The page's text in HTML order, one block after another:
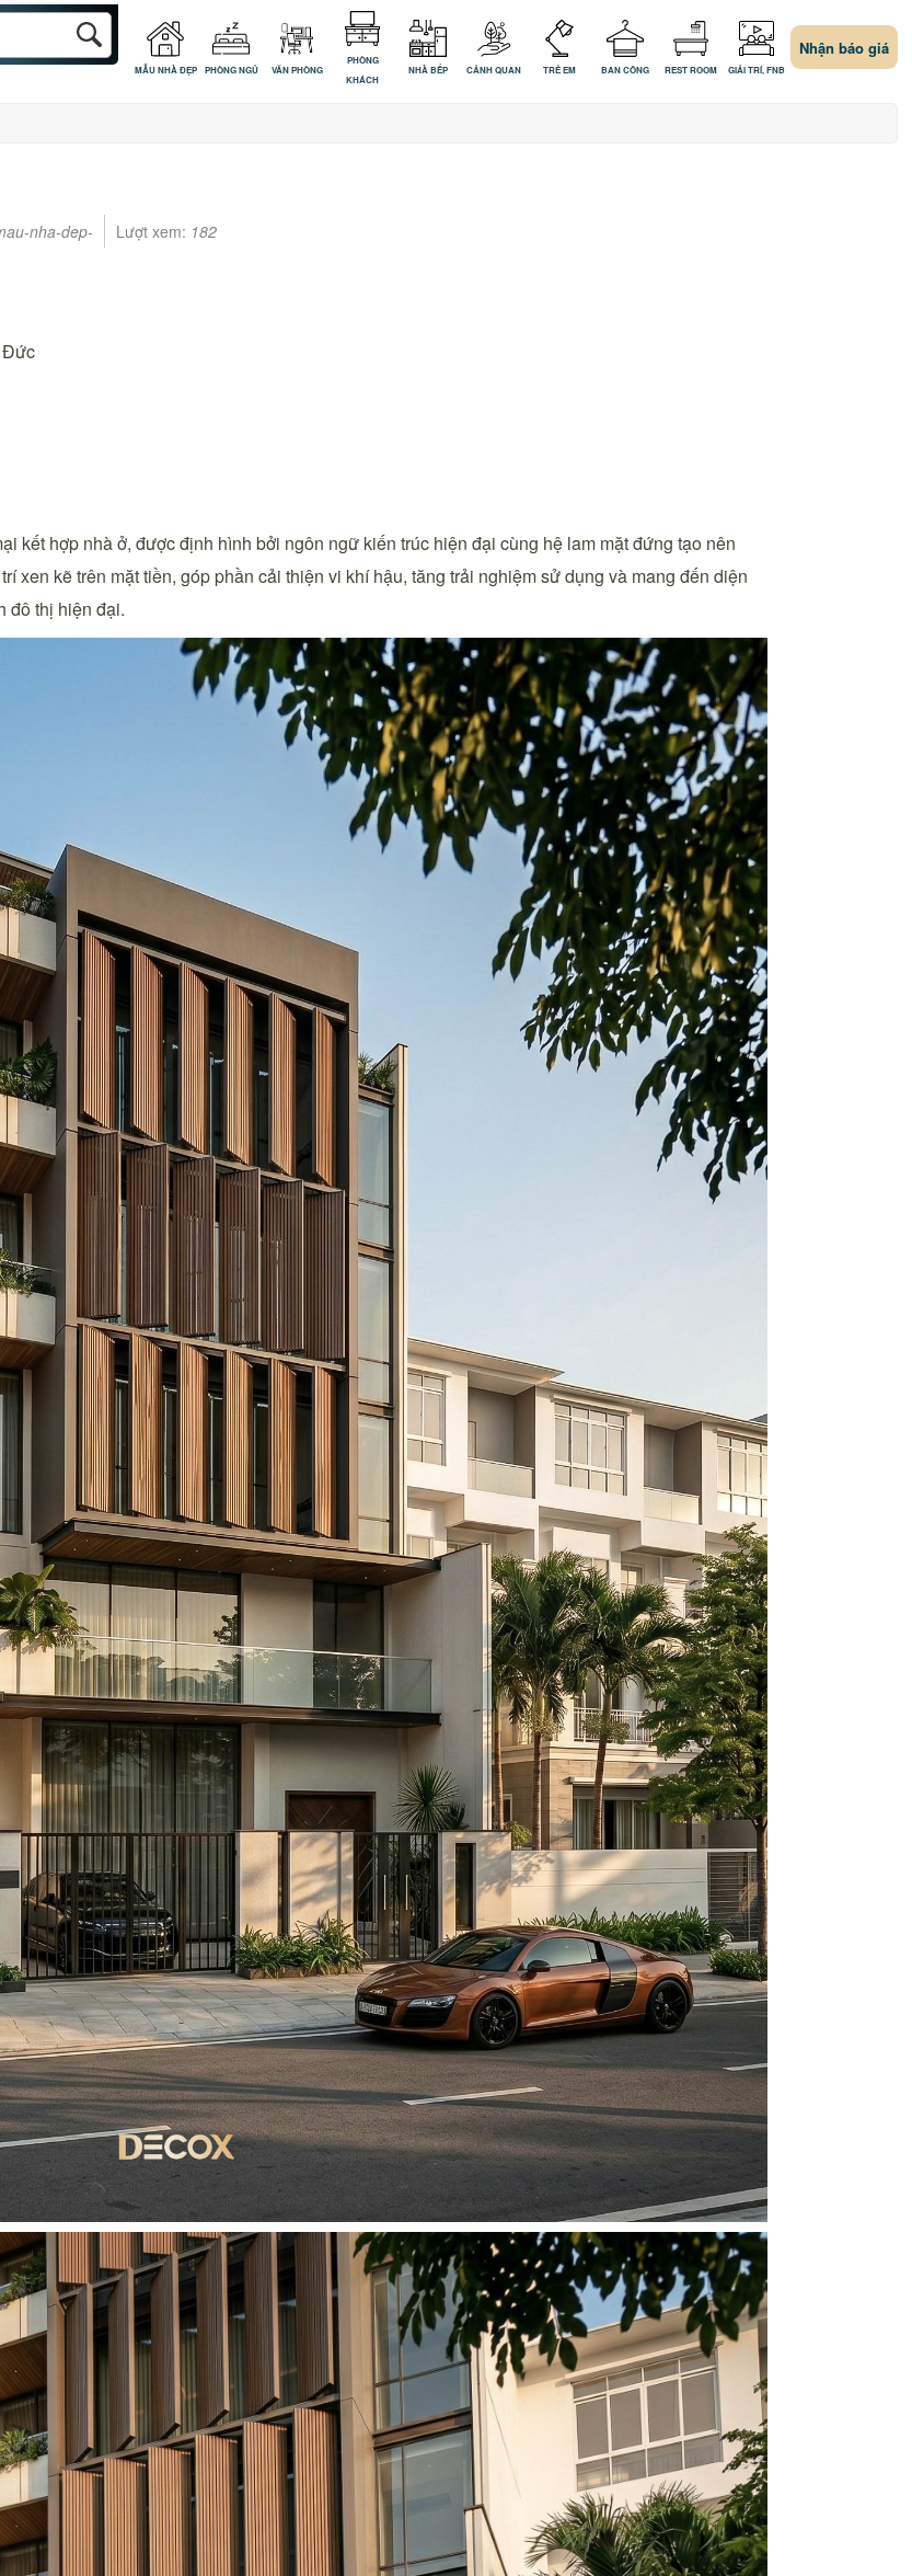
MẪU NHÀ ĐẸP PHÒNG NGỦ VĂN PHÒNG
PHÒNG
KHÁCH
NHÀ BẾP CẢNH QUAN TRẺ EM BAN CÔNG REST ROOM GIẢI TRÍ, FNB
Nhận báo giá
nha-dep- Lượt xem: 182
Đức
kết hợp nhà ở, được định hình bởi ngôn ngữ kiến trúc hiện đại cùng hệ lam mặt đứng tạo nên
xen kẽ trên mặt tiền, góp phần cải thiện vi khí hậu, tăng trải nghiệm sử dụng và mang đến diện
đô thị hiện đại.